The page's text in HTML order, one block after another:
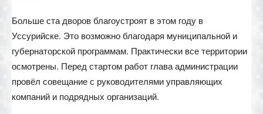
Больше ста дворов благоустроят в этом году в
Уссурийске. Это возможно благодаря муниципальной и
губернаторской программам. Практически все территории
осмотрены. Перед стартом работ глава администрации
провёл совещание с руководителями управляющих
компаний и подрядных организаций.